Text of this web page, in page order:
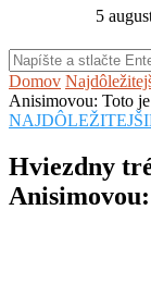
5
Domov
Anisimovou: Toto
Hviezdny